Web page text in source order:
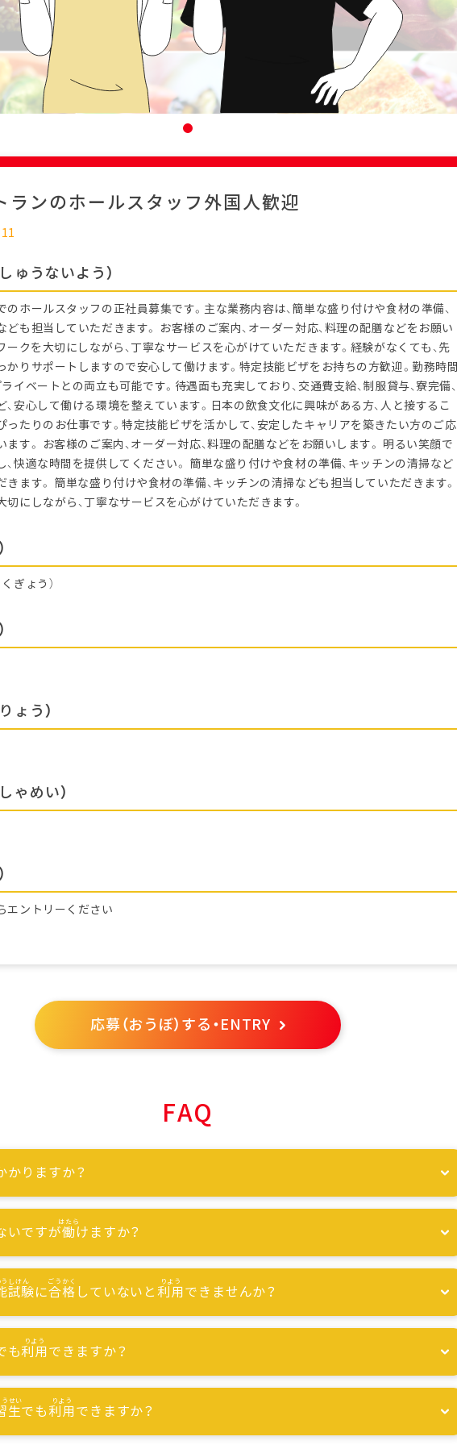
ランのホールスタッフ外国人歓迎
ゅうないよう）
のホールスタッフの正社員募集です。主な業務内容は、簡単な盛り付けや食材の準備、
ども担当していただきます。 お客様のご案内、オーダー対応、料理の配膳などをお願い
ークを大切にしながら、丁寧なサービスを心がけていただきます。経験がなくても、先
かりサポートしますので安心して働けます。特定技能ビザをお持ちの方歓迎。勤務時間
イベートとの両立も可能です。待遇面も充実しており、交通費支給、制服貸与、寮完備、
、安心して働ける環境を整えています。日本の飲食文化に興味がある方、人と接するこ
ったりのお仕事です。特定技能ビザを活かして、安定したキャリアを築きたい方のご応
ます。 お客様のご案内、オーダー対応、料理の配膳などをお願いします。 明るい笑顔で
、快適な時間を提供してください。 簡単な盛り付けや食材の準備、キッチンの清掃など
きます。 簡単な盛り付けや食材の準備、キッチンの清掃なども担当していただきます。
切にしながら、丁寧なサービスを心がけていただきます。
ぎょう）
ょう）
ゃめい）
エントリーください
応募（おうぼ）する・ENTRY
FAQ
かりますか？
いですが働けますか？
試験に合格 していないと利用できませんか？
も利用できますか？
生でも利用できますか？